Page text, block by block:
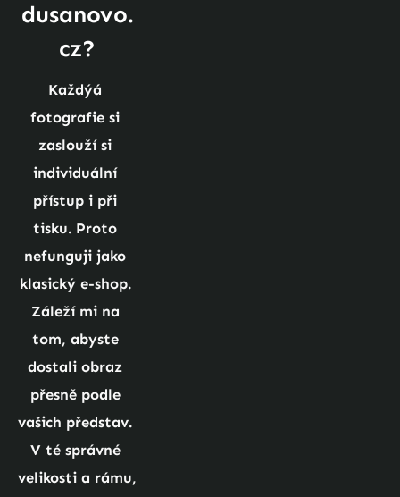
dusanovo.
cz?
Každýá
fotografie si
zaslouží si
individuální
přístup i při
tisku. Proto
nefunguji jako
klasický e-shop.
Záleží mi na
tom, abyste
dostali obraz
přesně podle
vašich představ.
V té správné
velikosti a rámu,